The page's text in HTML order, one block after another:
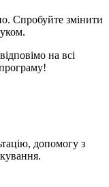
Спробуйте змінити
на всі
допомогу з